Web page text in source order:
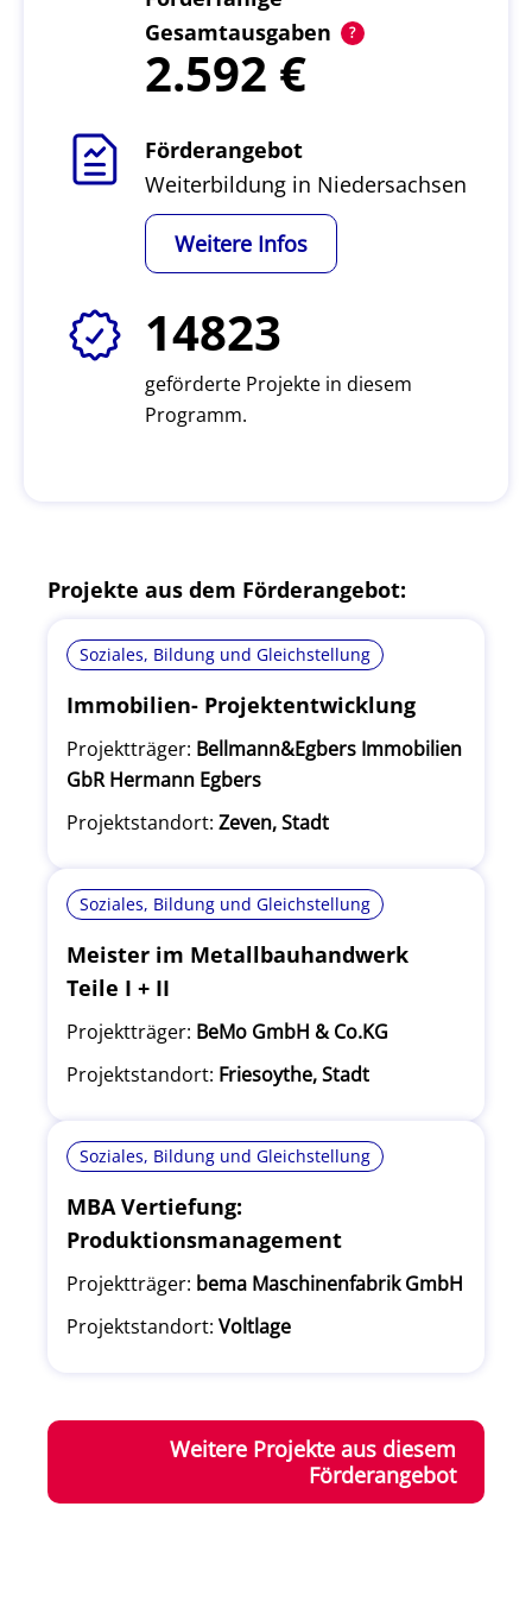
Gesamtausgaben
2.592
Förderangebot
Weiterbildung in Niedersachsen
Weitere Infos
14823
geförderte Projekte in diesem
Programm.
Projekte aus dem Förderangebot:
Soziales, Bildung und Gleichstellung
Immobilien- Projektentwicklung
Projektträger: Bellmann&Egbers Immobilien
GbR Hermann Egbers
Projektstandort: Zeven, Stadt
Soziales, Bildung und Gleichstellung
Meister im Metallbauhandwerk
Teile I + II
Projektträger: BeMo GmbH & Co.KG
Projektstandort: Friesoythe, Stadt
Soziales, Bildung und Gleichstellung
MBA Vertiefung:
Produktionsmanagement
Projektträger: bema Maschinenfabrik GmbH
Projektstandort: Voltlage
Weitere Projekte aus diesem
Förderangebot